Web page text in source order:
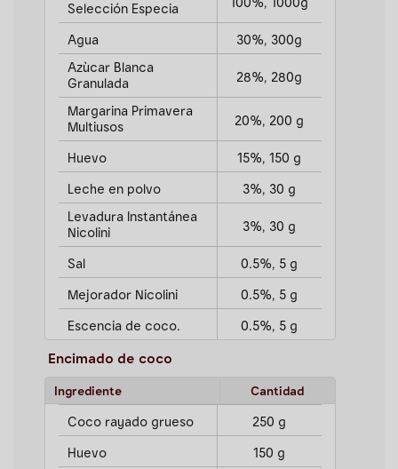
Selección Especia
100%, 1000g
Agua 30%, 300g
Azùcar Blanca
Granulada
28%, 280g
Margarina Primavera
Multiusos
20%, 200 g
Huevo 15%, 150 g
Leche en polvo 3%, 30 g
Levadura Instantánea
Nicolini
3%, 30 g
Sal 0.5%, 5 g
Mejorador Nicolini 0.5%, 5 g
Escencia de coco. 0.5%, 5 g
Encimado de coco
Ingrediente Cantidad
Coco rayado grueso 250 g
Huevo 150 g